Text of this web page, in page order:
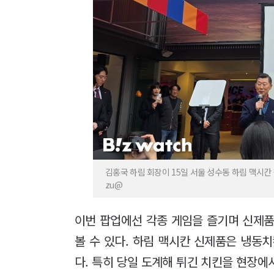
김홍국 하림 회장이 15일 서울 성수동 하림 맥시
zu@
이번 팝업에선 각종 게임을 즐기며 신제
볼 수 있다. 하림 맥시칸 신제품은 냉동
다. 특히 당일 도계해 튀긴 치킨을 현장